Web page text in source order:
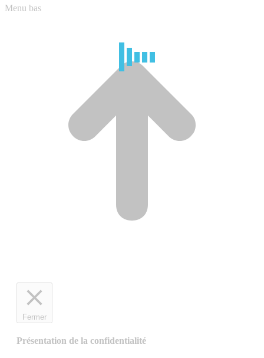
Menu bas
Fermer
Présentation de la confidentialité